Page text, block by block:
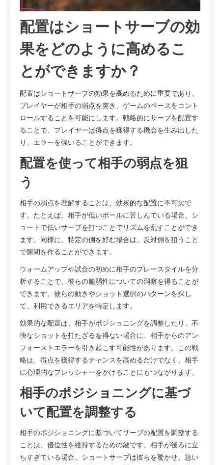
配置はショートサーブの効
果をどのように高めるこ
とができますか？
配置はショートサーブの効果を高めるために重要であり、
プレイヤーが相手の弱点を突き、ゲームのペースをコント
ロールすることを可能にします。戦略的にサーブを配置す
ることで、プレイヤーは得点を獲得する機会を生み出した
り、エラーを強いることができます。
配置を使って相手の弱点を狙
う
相手の弱点を理解することは、効果的な配置に不可欠で
す。たとえば、相手が低いボールに苦しんでいる場合、シ
ョートで低いサーブを打つことでリズムを乱すことができ
ます。同様に、特定の側を好む場合は、反対側を狙うこと
で隙間を作ることができます。
ウォームアップや試合の初めに相手のプレースタイルを分
析することで、彼らの脆弱性についての洞察を得ることが
できます。彼らの動きやショット選択のパターンを探し
て、利用できるエリアを特定します。
効果的な配置は、相手がポジショニングを調整したり、不
快なショットを打たざるを得ない場合に、相手からのアン
フォーストエラーを引き起こす可能性があります。この戦
略は、得点を獲得するチャンスを高めるだけでなく、相手
に心理的なプレッシャーをかけることにもつながります。
相手のポジショニングに基づ
いて配置を調整する
相手のポジショニングに基づいてサーブの配置を調整する
ことは、優位性を維持するための鍵です。相手が後ろに立
ちすぎている場合、ショートサーブは彼らを驚かせ、急い